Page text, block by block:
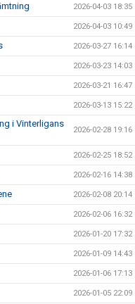
2026-04-03 18:35
2026-04-03 10:49
2026-03-27 16:14
2026-03-23 14:03
2026-03-21 16:47
2026-03-13 15:22
i Vinterligans
2026-02-28 19:16
2026-02-25 18:52
2026-02-16 14:38
2026-02-08 20:14
2026-02-06 16:32
2026-01-20 17:32
2026-01-09 14:43
2026-01-06 17:13
2026-01-05 22:09